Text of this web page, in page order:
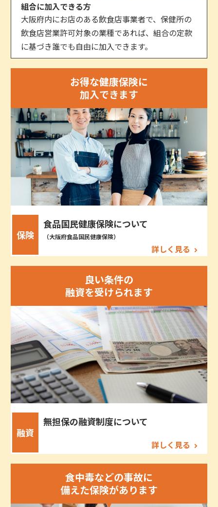
組合に加入できる方
大阪府内にお店のある飲食店事業者で、保健所の
飲食店営業許可対象の業種であれば、組合の定款
に基づき誰でも自由に加入できます。
お得な健康保険に
加入できます
保険
食品国民健康保険について
（大阪府食品国民健康保険）
詳しく見る
良い条件の
融資を受けられます
融資
無担保の融資制度について
詳しく見る
食中毒などの事故に
備えた保険があります